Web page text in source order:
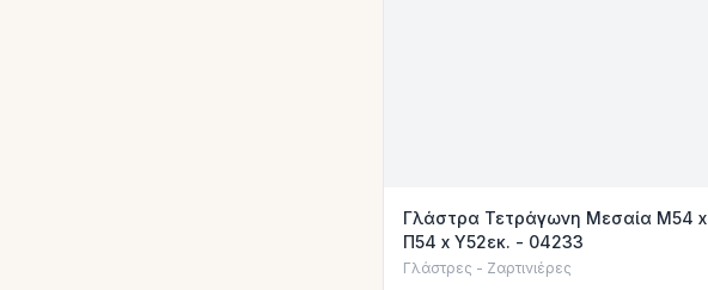
Γλάστρα Τετράγωνη Μεσαία Μ54 x
Π54 x Υ52εκ. - 04233
Γλάστρες - Ζαρτινιέρες